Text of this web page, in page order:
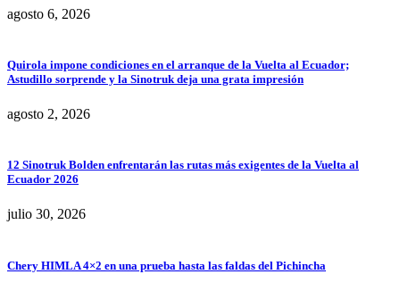
agosto 6, 2026
Quirola impone condiciones en el arranque de la Vuelta al Ecuador;
Astudillo sorprende y la Sinotruk deja una grata impresión
agosto 2, 2026
12 Sinotruk Bolden enfrentarán las rutas más exigentes de la Vuelta al
Ecuador 2026
julio 30, 2026
Chery HIMLA 4×2 en una prueba hasta las faldas del Pichincha